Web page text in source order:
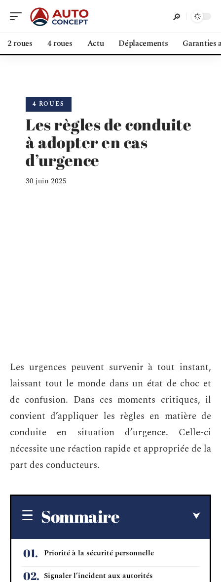
2 roues 4 roues Actu Déplacements Garanties
4 ROUES
Les règles de conduite
à adopter en cas
d’urgence
30 juin 2025
Les urgences peuvent survenir à tout instant,
laissant tout le monde dans un état de choc et
de confusion. Dans ces moments critiques, il
convient d’appliquer les règles en matière de
conduite en situation d’urgence. Celle-ci
nécessite une réaction rapide et appropriée de la
part des conducteurs.
Sommaire
Priorité à la sécurité personnelle
Signaler l’incident aux autorités